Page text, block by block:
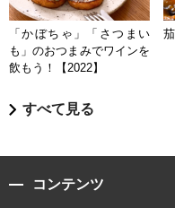
「かぼちゃ」「さつまい
も」のおつまみでワインを
飲もう！【2022】
すべて見る
コンテンツ